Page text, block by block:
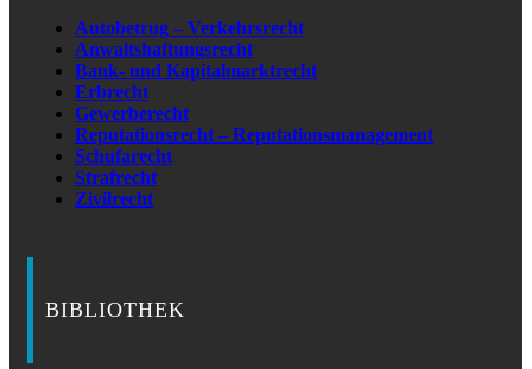
Autobetrug – Verkehrsrecht
Anwaltshaftungsrecht
Bank- und Kapitalmarktrecht
Erbrecht
Gewerberecht
Reputationsrecht – Reputationsmanagement
Schufarecht
Strafrecht
Zivilrecht
BIBLIOTHEK